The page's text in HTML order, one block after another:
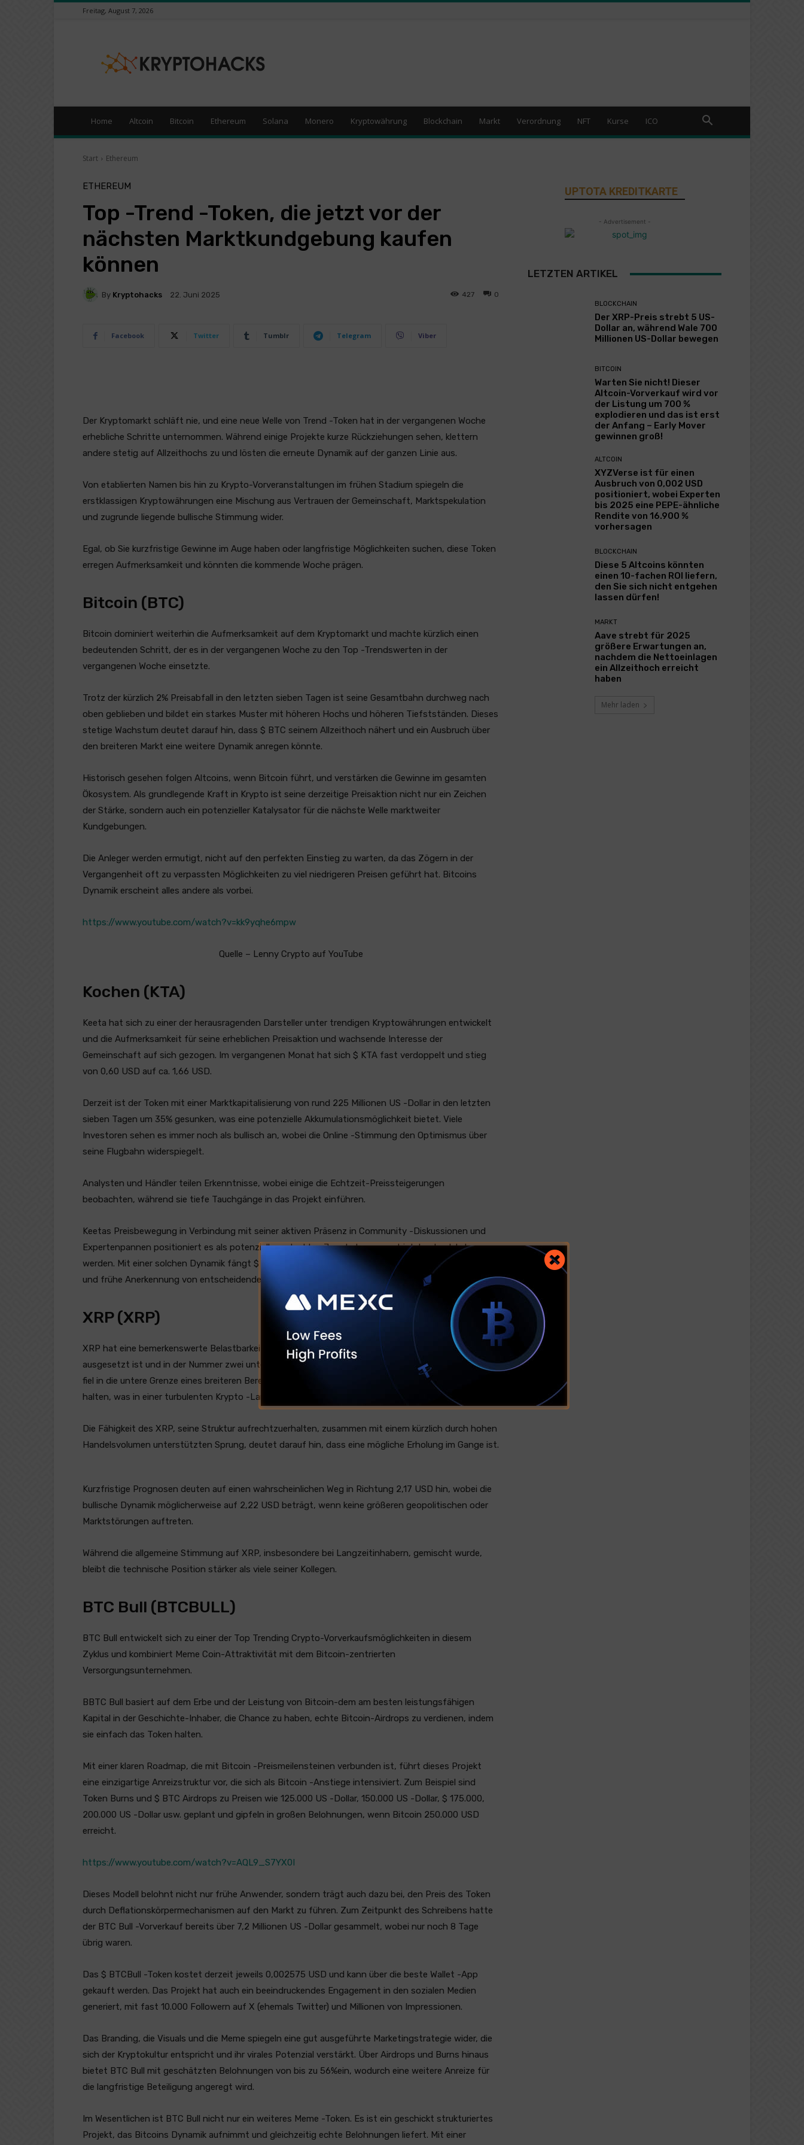
Freitag, August 7, 2026
–
Kryptowährungen
News
Portal
Home Altcoin Bitcoin Ethereum Solana Monero Kryptowährung Blockchain Markt Verordnung NFT Kurse ICO
Start Ethereum
ETHEREUM
Top -Trend -Token, die jetzt vor der
nächsten Marktkundgebung kaufen
können
By Kryptohacks 22. Juni 2025 0
427
Facebook Twitter Tumblr Telegram Viber
Der Kryptomarkt schläft nie, und eine neue Welle von Trend -Token hat in der vergangenen Woche
erhebliche Schritte unternommen. Während einige Projekte kurze Rückziehungen sehen, klettern
andere stetig auf Allzeithochs zu und lösten die erneute Dynamik auf der ganzen Linie aus.
Von etablierten Namen bis hin zu Krypto-Vorveranstaltungen im frühen Stadium spiegeln die
erstklassigen Kryptowährungen eine Mischung aus Vertrauen der Gemeinschaft, Marktspekulation
und zugrunde liegende bullische Stimmung wider.
Egal, ob Sie kurzfristige Gewinne im Auge haben oder langfristige Möglichkeiten suchen, diese Token
erregen Aufmerksamkeit und könnten die kommende Woche prägen.
Bitcoin (BTC)
Bitcoin dominiert weiterhin die Aufmerksamkeit auf dem Kryptomarkt und machte kürzlich einen
bedeutenden Schritt, der es in der vergangenen Woche zu den Top -Trendswerten in der
vergangenen Woche einsetzte.
Trotz der kürzlich 2% Preisabfall in den letzten sieben Tagen ist seine Gesamtbahn durchweg nach
oben geblieben und bildet ein starkes Muster mit höheren Hochs und höheren Tiefstständen. Dieses
stetige Wachstum deutet darauf hin, dass $ BTC seinem Allzeithoch nähert und ein Ausbruch über
den breiteren Markt eine weitere Dynamik anregen könnte.
Historisch gesehen folgen Altcoins, wenn Bitcoin führt, und verstärken die Gewinne im gesamten
Ökosystem. Als grundlegende Kraft in Krypto ist seine derzeitige Preisaktion nicht nur ein Zeichen
der Stärke, sondern auch ein potenzieller Katalysator für die nächste Welle marktweiter
Kundgebungen.
Die Anleger werden ermutigt, nicht auf den perfekten Einstieg zu warten, da das Zögern in der
Vergangenheit oft zu verpassten Möglichkeiten zu viel niedrigeren Preisen geführt hat. Bitcoins
Dynamik erscheint alles andere als vorbei.
https://www.youtube.com/watch?v=kk9yqhe6mpw
Quelle – Lenny Crypto auf YouTube
Kochen (KTA)
Keeta hat sich zu einer der herausragenden Darsteller unter trendigen Kryptowährungen entwickelt
und die Aufmerksamkeit für seine erheblichen Preisaktion und wachsende Interesse der
Gemeinschaft auf sich gezogen. Im vergangenen Monat hat sich $ KTA fast verdoppelt und stieg
von 0,60 USD auf ca. 1,66 USD.
Derzeit ist der Token mit einer Marktkapitalisierung von rund 225 Millionen US -Dollar in den letzten
sieben Tagen um 35% gesunken, was eine potenzielle Akkumulationsmöglichkeit bietet. Viele
Investoren sehen es immer noch als bullisch an, wobei die Online -Stimmung den Optimismus über
seine Flugbahn widerspiegelt.
Analysten und Händler teilen Erkenntnisse, wobei einige die Echtzeit-Preissteigerungen
beobachten, während sie tiefe Tauchgänge in das Projekt einführen.
Keetas Preisbewegung in Verbindung mit seiner aktiven Präsenz in Community -Diskussionen und
Expertenpannen positioniert es als potenziell verstecktes Juwel, das es wert ist, beobachtet zu
werden. Mit einer solchen Dynamik fängt $ KTA das Rampenlicht in einem Markt ein, in dem Timing
und frühe Anerkennung von entscheidender Bedeutung sein können.
XRP (XRP)
XRP hat eine bemerkenswerte Belastbarkeit gezeigt, obwohl er den jüngsten bärischen Druck
ausgesetzt ist und in der Nummer zwei unter den Top -Trend -Kryptowährungen landet. Der Token
fiel in die untere Grenze eines breiteren Bereichs und schaffte es jedoch, eine wichtige Stützzone zu
halten, was in einer turbulenten Krypto -Landschaft die Signalstärke aufnimmt.
Die Fähigkeit des XRP, seine Struktur aufrechtzuerhalten, zusammen mit einem kürzlich durch hohen
Handelsvolumen unterstützten Sprung, deutet darauf hin, dass eine mögliche Erholung im Gange ist.
Kurzfristige Prognosen deuten auf einen wahrscheinlichen Weg in Richtung 2,17 USD hin, wobei die
bullische Dynamik möglicherweise auf 2,22 USD beträgt, wenn keine größeren geopolitischen oder
Marktstörungen auftreten.
Während die allgemeine Stimmung auf XRP, insbesondere bei Langzeitinhabern, gemischt wurde,
bleibt die technische Position stärker als viele seiner Kollegen.
BTC Bull (BTCBULL)
BTC Bull entwickelt sich zu einer der Top Trending Crypto-Vorverkaufsmöglichkeiten in diesem
Zyklus und kombiniert Meme Coin-Attraktivität mit dem Bitcoin-zentrierten
Versorgungsunternehmen.
BBTC Bull basiert auf dem Erbe und der Leistung von Bitcoin-dem am besten leistungsfähigen
Kapital in der Geschichte-Inhaber, die Chance zu haben, echte Bitcoin-Airdrops zu verdienen, indem
sie einfach das Token halten.
Mit einer klaren Roadmap, die mit Bitcoin -Preismeilensteinen verbunden ist, führt dieses Projekt
eine einzigartige Anreizstruktur vor, die sich als Bitcoin -Anstiege intensiviert. Zum Beispiel sind
Token Burns und $ BTC Airdrops zu Preisen wie 125.000 US -Dollar, 150.000 US -Dollar, $ 175.000,
200.000 US -Dollar usw. geplant und gipfeln in großen Belohnungen, wenn Bitcoin 250.000 USD
erreicht.
https://www.youtube.com/watch?v=AQL9_S7YX0I
Dieses Modell belohnt nicht nur frühe Anwender, sondern trägt auch dazu bei, den Preis des Token
durch Deflationskörpermechanismen auf den Markt zu führen. Zum Zeitpunkt des Schreibens hatte
der BTC Bull -Vorverkauf bereits über 7,2 Millionen US -Dollar gesammelt, wobei nur noch 8 Tage
übrig waren.
Das $ BTCBull -Token kostet derzeit jeweils 0,002575 USD und kann über die beste Wallet -App
gekauft werden. Das Projekt hat auch ein beeindruckendes Engagement in den sozialen Medien
generiert, mit fast 10.000 Followern auf X (ehemals Twitter) und Millionen von Impressionen.
Das Branding, die Visuals und die Meme spiegeln eine gut ausgeführte Marketingstrategie wider, die
sich der Kryptokultur entspricht und ihr virales Potenzial verstärkt. Über Airdrops und Burns hinaus
bietet BTC Bull mit geschätzten Belohnungen von bis zu 56%ein, wodurch eine weitere Anreize für
die langfristige Beteiligung angeregt wird.
Im Wesentlichen ist BTC Bull nicht nur ein weiteres Meme -Token. Es ist ein geschickt strukturiertes
Projekt, das Bitcoins Dynamik aufnimmt und gleichzeitig echte Belohnungen liefert. Mit einer
UPTOTA KREDITKARTE
- Advertisement -
LETZTEN ARTIKEL
BLOCKCHAIN
Der XRP-Preis strebt 5 US-
Dollar an, während Wale 700
Millionen US-Dollar bewegen
BITCOIN
Warten Sie nicht! Dieser
Altcoin-Vorverkauf wird vor
der Listung um 700 %
explodieren und das ist erst
der Anfang – Early Mover
gewinnen groß!
ALTCOIN
XYZVerse ist für einen
Ausbruch von 0,002 USD
positioniert, wobei Experten
bis 2025 eine PEPE-ähnliche
Rendite von 16.900 %
vorhersagen
BLOCKCHAIN
Diese 5 Altcoins könnten
einen 10-fachen ROI liefern,
den Sie sich nicht entgehen
lassen dürfen!
MARKT
Aave strebt für 2025
größere Erwartungen an,
nachdem die Nettoeinlagen
ein Allzeithoch erreicht
haben
Mehr laden